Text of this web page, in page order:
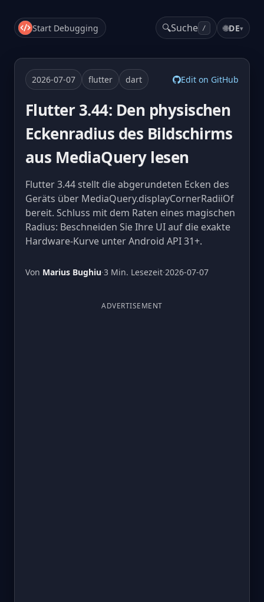
Start Debugging 🔍Suche / 🌐DE▾
2026-07-07 flutter dart Edit on GitHub
Flutter 3.44: Den physischen
Eckenradius des Bildschirms
aus MediaQuery lesen
Flutter 3.44 stellt die abgerundeten Ecken des
Geräts über MediaQuery.displayCornerRadiiOf
bereit. Schluss mit dem Raten eines magischen
Radius: Beschneiden Sie Ihre UI auf die exakte
Hardware-Kurve unter Android API 31+.
Von Marius Bughiu·3 Min. Lesezeit·2026-07-07
ADVERTISEMENT